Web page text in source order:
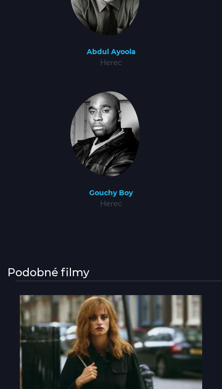
Abdul Ayoola
Herec
Gouchy Boy
Herec
Podobné filmy